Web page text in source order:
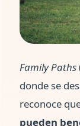
Family Paths
donde se
reconoce
pueden